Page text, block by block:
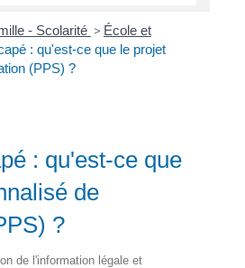
- Scolarité > École et
: qu'est-ce que le projet
(PPS) ?
: qu'est-ce que
de
?
de l'information légale et